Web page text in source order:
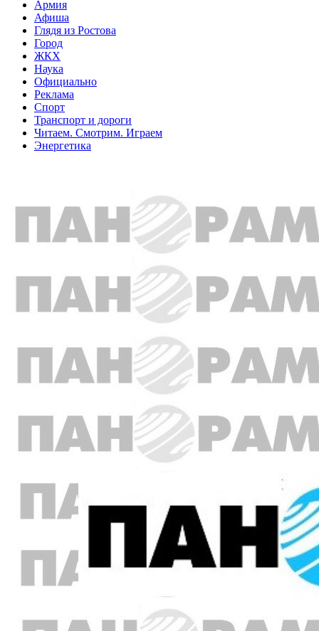
Армия
Афиша
Глядя из Ростова
Город
ЖКХ
Наука
Официально
Реклама
Спорт
Транспорт и дороги
Читаем. Смотрим. Играем
Энергетика